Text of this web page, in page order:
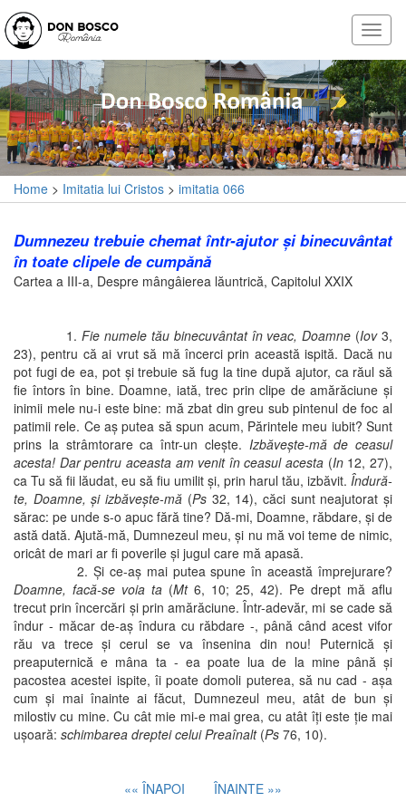
Home > Imitatia lui Cristos > imitatia 066
Dumnezeu trebuie chemat într-ajutor şi binecuvântat
în toate clipele de cumpănă
Cartea a III-a, Despre mângâierea lăuntrică, Capitolul XXIX
1.Fie numele tău binecuvântat în veac, Doamne (Iov3,
23), pentru că ai vrut să mă încerci prin această ispită. Dacă nu
pot fugi de ea, pot şi trebuie să fug la tine după ajutor, ca răul să
fie întors în bine. Doamne, iată, trec prin clipe de amărăciune şi
inimii mele nu-i este bine: mă zbat din greu sub pintenul de foc al
patimii rele. Ce aş putea să spun acum, Părintele meu iubit? Sunt
prins la strâmtorare ca într-un cleşte. Izbăveşte-mă de ceasul
acesta! Dar pentru aceasta am venit în ceasul acesta (In 12, 27),
ca Tu să fii lăudat, eu să fiu umilit şi, prin harul tău, izbăvit. Îndură-
te, Doamne, şi izbăveşte-mă (Ps 32, 14), căci sunt neajutorat şi
sărac: pe unde s-o apuc fără tine? Dă-mi, Doamne, răbdare, şi de
astă dată. Ajută-mă, Dumnezeul meu, şi nu mă voi teme de nimic,
oricât de mari ar fi poverile şi jugul care mă apasă.
2. Şi ce-aş mai putea spune în această împrejurare?
Doamne, facă-se voia ta (Mt 6, 10; 25, 42). Pe drept mă aflu
trecut prin încercări şi prin amărăciune. Într-adevăr, mi se cade să
îndur - măcar de-aş îndura cu răbdare -, până când acest vifor
rău va trece şi cerul se va însenina din nou! Puternică şi
preaputernică e mâna ta - ea poate lua de la mine până şi
pacostea acestei ispite, îi poate domoli puterea, să nu cad - aşa
cum şi mai înainte ai făcut, Dumnezeul meu, atât de bun şi
milostiv cu mine. Cu cât mie mi-e mai grea, cu atât îţi este ţie mai
uşoară: schimbarea dreptei celui Preaînalt(Ps 76, 10).
«« ÎNAPOI ÎNAINTE »»